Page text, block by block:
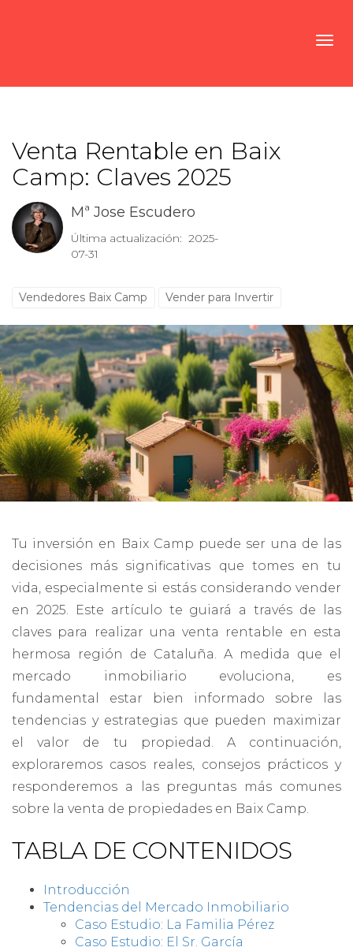
Venta Rentable en Baix
Camp: Claves 2025
Mª Jose Escudero
Última actualización: 2025-
07-31
Vendedores Baix Camp Vender para Invertir
Tu inversión en Baix Camp puede ser una de las
decisiones más significativas que tomes en tu
vida, especialmente si estás considerando vender
en 2025. Este artículo te guiará a través de las
claves para realizar una venta rentable en esta
hermosa región de Cataluña. A medida que el
mercado inmobiliario evoluciona, es
fundamental estar bien informado sobre las
tendencias y estrategias que pueden maximizar
el valor de tu propiedad. A continuación,
exploraremos casos reales, consejos prácticos y
responderemos a las preguntas más comunes
sobre la venta de propiedades en Baix Camp.
TABLA DE CONTENIDOS
Introducción
Tendencias del Mercado Inmobiliario
Caso Estudio: La Familia Pérez
Caso Estudio: El Sr. García